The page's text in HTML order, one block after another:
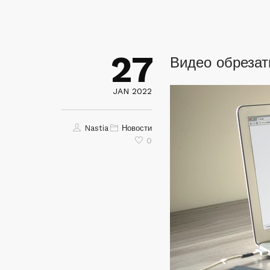
27
JAN 2022
Nastia Новости
0
Видео